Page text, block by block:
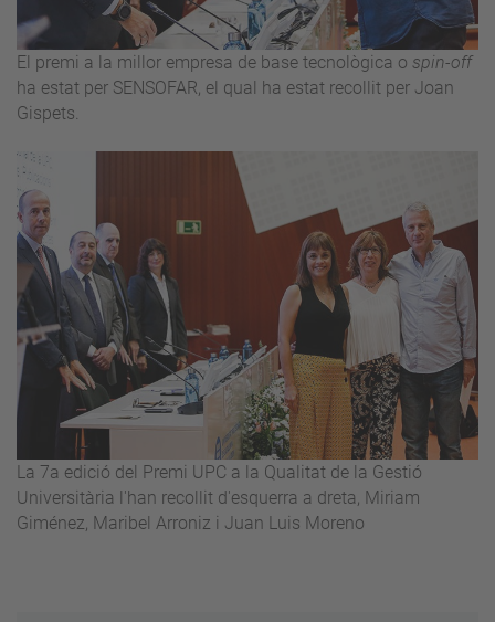
El premi a la millor empresa de base tecnològica o spin-off
ha estat per SENSOFAR, el qual ha estat recollit per Joan
Gispets.
La 7a edició del Premi UPC a la Qualitat de la Gestió
Universitària l'han recollit d'esquerra a dreta, Miriam
Giménez, Maribel Arroniz i Juan Luis Moreno